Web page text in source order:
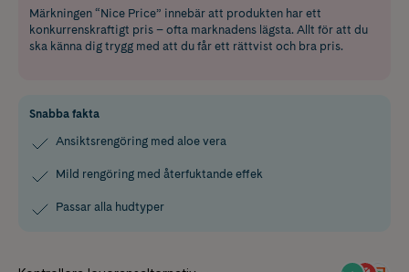
Märkningen “Nice Price” innebär att produkten har ett
konkurrenskraftigt pris – ofta marknadens lägsta. Allt för att du
ska känna dig trygg med att du får ett rättvist och bra pris.
Snabba fakta
Ansiktsrengöring med aloe vera
Mild rengöring med återfuktande effek
Passar alla hudtyper